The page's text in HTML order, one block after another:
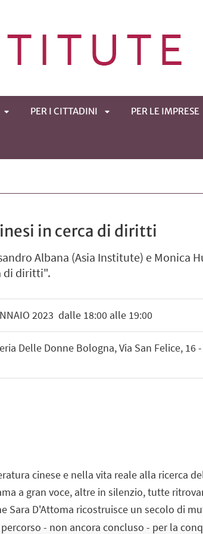
PER I CITTADINI PER LE IMPRESE
in cerca di diritti
Albana (Asia Institute) e Monica
di diritti".
2023 dalle 18:00 alle 19:00
Delle Donne Bologna, Via San Felice, 16
cinese e nella vita reale alla ricerca
a gran voce, altre in silenzio, tutte
Sara D'Attoma ricostruisce un secolo di
- non ancora concluso - per la